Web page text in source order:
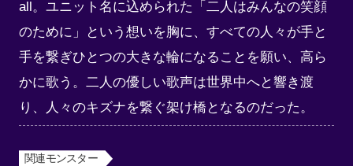
all。ユニット名に込められた「二人はみんなの笑顔
のために」という想いを胸に、すべての人々が手と
手を繋ぎひとつの大きな輪になることを願い、高ら
かに歌う。二人の優しい歌声は世界中へと響き渡
り、人々のキズナを繋ぐ架け橋となるのだった。
関連モンスター